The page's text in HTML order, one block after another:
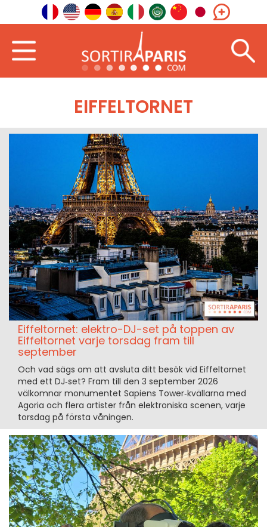
EIFFELTORNET
Eiffeltornet: elektro-DJ-set på toppen av
Eiffeltornet varje torsdag fram till
september
Och vad sägs om att avsluta ditt besök vid Eiffeltornet
med ett DJ‑set? Fram till den 3 september 2026
välkomnar monumentet Sapiens Tower‑kvällarna med
Agoria och flera artister från elektroniska scenen, varje
torsdag på första våningen.